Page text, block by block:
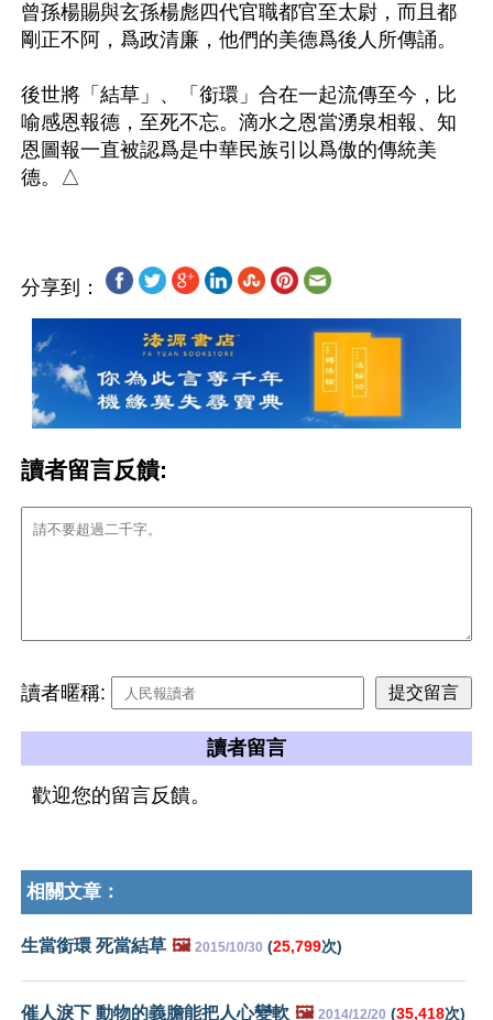
曾孫楊賜與玄孫楊彪四代官職都官至太尉，而且都
剛正不阿，爲政清廉，他們的美德爲後人所傳誦。
後世將「結草」、「銜環」合在一起流傳至今，比
喻感恩報德，至死不忘。滴水之恩當湧泉相報、知
恩圖報一直被認爲是中華民族引以爲傲的傳統美
分享到：
讀者留言反饋:
讀者暱稱:
讀者留言
歡迎您的留言反饋。
相關文章：
生當銜環 死當結草 🖼️ 2015/10/30 (25,799次)
催人淚下 動物的義膽能把人心變軟 🖼️ 2014/12/20 (35,418次)